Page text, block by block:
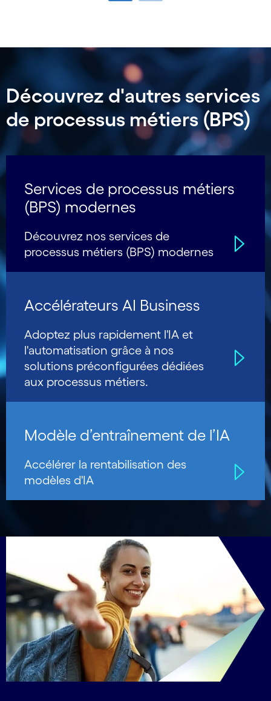
Découvrez d'autres services
de processus métiers (BPS)
Services de processus métiers
(BPS) modernes
Découvrez nos services de
processus métiers (BPS) modernes
Accélérateurs AI Business
Adoptez plus rapidement l'IA et
l'automatisation grâce à nos
solutions préconfigurées dédiées
aux processus métiers.
Modèle d’entraînement de l’IA
Accélérer la rentabilisation des
modèles d'IA